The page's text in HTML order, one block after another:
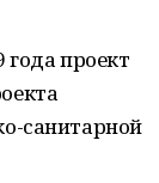
года проект
санитарной